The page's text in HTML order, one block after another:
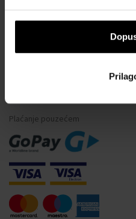
Zašto se registrirati?
Promjena pristanka za kolačiće
Plaćanje pouzećem